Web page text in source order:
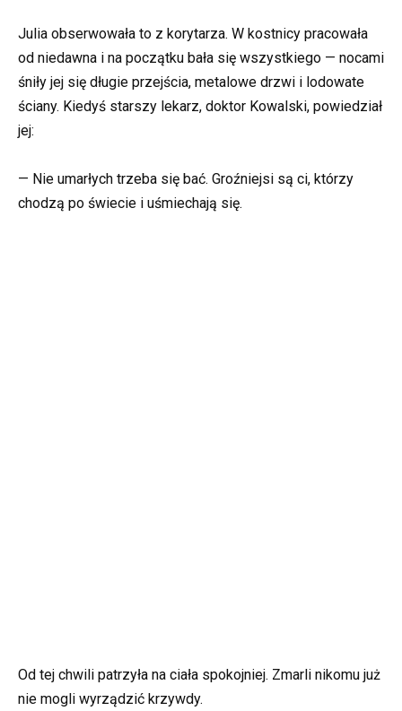
Julia obserwowała to z korytarza. W kostnicy pracowała
od niedawna i na początku bała się wszystkiego — nocami
śniły jej się długie przejścia, metalowe drzwi i lodowate
ściany. Kiedyś starszy lekarz, doktor Kowalski, powiedział
jej:
— Nie umarłych trzeba się bać. Groźniejsi są ci, którzy
chodzą po świecie i uśmiechają się.
Od tej chwili patrzyła na ciała spokojniej. Zmarli nikomu już
nie mogli wyrządzić krzywdy.